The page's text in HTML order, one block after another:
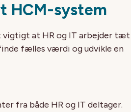
HCM-system
vigtigt at HR og IT arbejder tæt
fælles værdi og udvikle en
fra både HR og IT deltager.